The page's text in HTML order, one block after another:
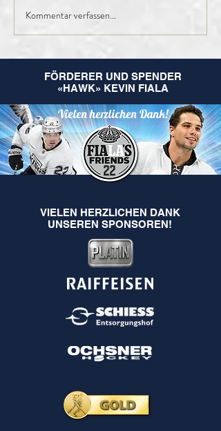
Finales Kader der 1.
Mannschaft für die
Kommentar verfassen...
FÖRDERER UND SPENDER
«HAWK» KEVIN FIALA
Vielen herzlichen Dank!
VIELEN HERZLICHEN DANK
UNSEREN SPONSOREN!